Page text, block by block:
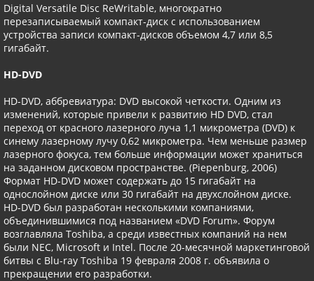
Digital Versatile Disc ReWritable, многократно
перезаписываемый компакт-диск с использованием
устройства записи компакт-дисков объемом 4,7 или 8,5
гигабайт.
HD-DVD
HD-DVD, аббревиатура: DVD высокой четкости. Одним из
изменений, которые привели к развитию HD DVD, стал
переход от красного лазерного луча 1,1 микрометра (DVD) к
синему лазерному лучу 0,62 микрометра. Чем меньше размер
лазерного фокуса, тем больше информации может храниться
на заданном дисковом пространстве. (Piepenburg, 2006)
Формат HD-DVD может содержать до 15 гигабайт на
однослойном диске или 30 гигабайт на двухслойном диске.
HD-DVD был разработан несколькими компаниями,
объединившимися под названием «DVD Forum». Форум
возглавляла Toshiba, а среди известных компаний на нем
были NEC, Microsoft и Intel. После 20-месячной маркетинговой
битвы с Blu-ray Toshiba 19 февраля 2008 г. объявила о
прекращении его разработки.